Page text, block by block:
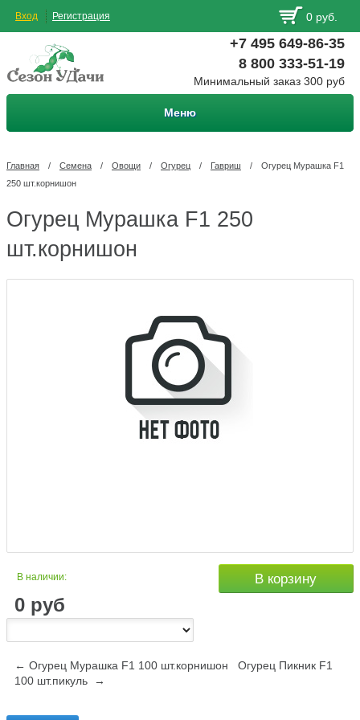
Вход Регистрация 0 руб.
+7 495 649-86-35
8 800 333-51-19
Минимальный заказ 300 руб
Меню
Главная / Семена / Овощи / Огурец / Гавриш /
Огурец Мурашка F1
250 шт.корнишон
Огурец Мурашка F1 250
шт.корнишон
В наличии:
0 руб
В корзину
← Огурец Мурашка F1 100 шт.корнишон
Огурец Пикник F1
100 шт.пикуль →